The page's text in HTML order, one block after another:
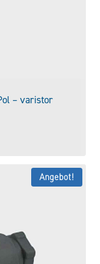
– varistor
Angebot!